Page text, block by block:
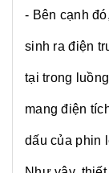
- Bên cạnh
sinh ra điện
tại trong
mang điện
dấu của phin